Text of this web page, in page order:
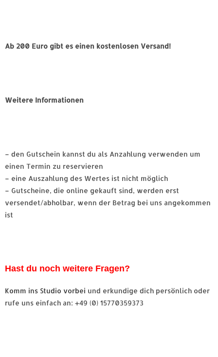
Ab 200 Euro gibt es einen kostenlosen Versand!
Weitere Informationen
– den Gutschein kannst du als Anzahlung verwenden um
einen Termin zu reservieren
– eine Auszahlung des Wertes ist nicht möglich
– Gutscheine, die online gekauft sind, werden erst
versendet/abholbar, wenn der Betrag bei uns angekommen
ist
Hast du noch weitere Fragen?
Komm ins Studio vorbei und erkundige dich persönlich oder
rufe uns einfach an: +49 (0) 15770359373